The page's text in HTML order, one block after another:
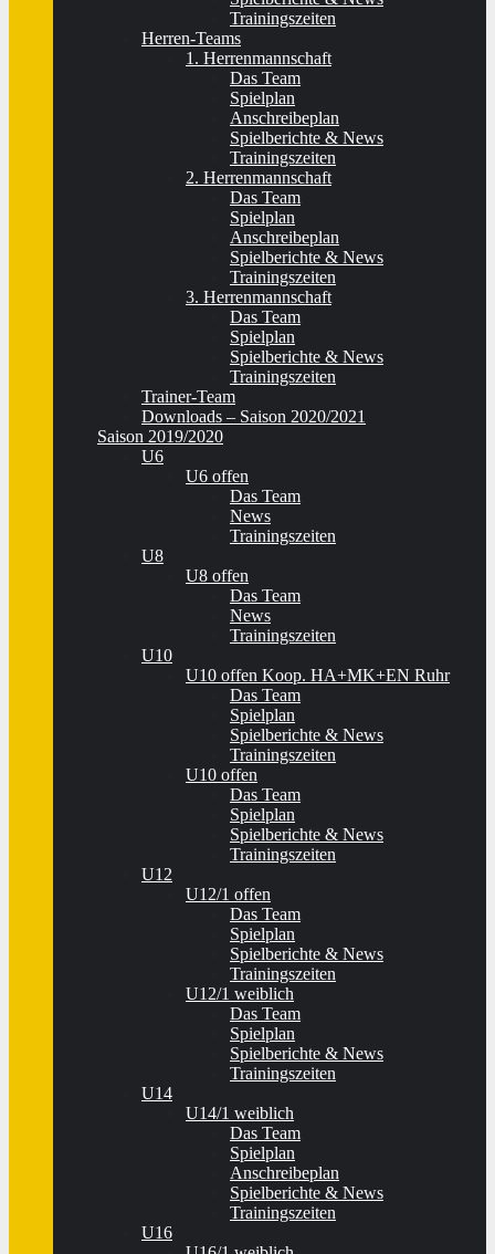
Trainingszeiten
Herren-Teams
1. Herrenmannschaft
Das Team
Spielplan
Anschreibeplan
Spielberichte & News
Trainingszeiten
2. Herrenmannschaft
Das Team
Spielplan
Anschreibeplan
Spielberichte & News
Trainingszeiten
3. Herrenmannschaft
Das Team
Spielplan
Spielberichte & News
Trainingszeiten
Trainer-Team
Downloads – Saison 2020/2021
Saison 2019/2020
U6
U6 offen
Das Team
News
Trainingszeiten
U8
U8 offen
Das Team
News
Trainingszeiten
U10
U10 offen Koop. HA+MK+EN Ruhr
Das Team
Spielplan
Spielberichte & News
Trainingszeiten
U10 offen
Das Team
Spielplan
Spielberichte & News
Trainingszeiten
U12
U12/1 offen
Das Team
Spielplan
Spielberichte & News
Trainingszeiten
U12/1 weiblich
Das Team
Spielplan
Spielberichte & News
Trainingszeiten
U14
U14/1 weiblich
Das Team
Spielplan
Anschreibeplan
Spielberichte & News
Trainingszeiten
U16